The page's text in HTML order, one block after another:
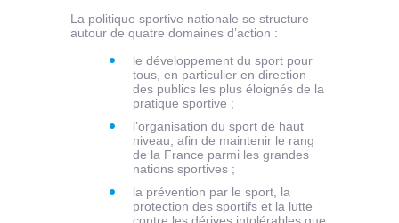
La politique sportive nationale se structure
autour de quatre domaines d’action :
le développement du sport pour
tous, en particulier en direction
des publics les plus éloignés de la
pratique sportive ;
l’organisation du sport de haut
niveau, afin de maintenir le rang
de la France parmi les grandes
nations sportives ;
la prévention par le sport, la
protection des sportifs et la lutte